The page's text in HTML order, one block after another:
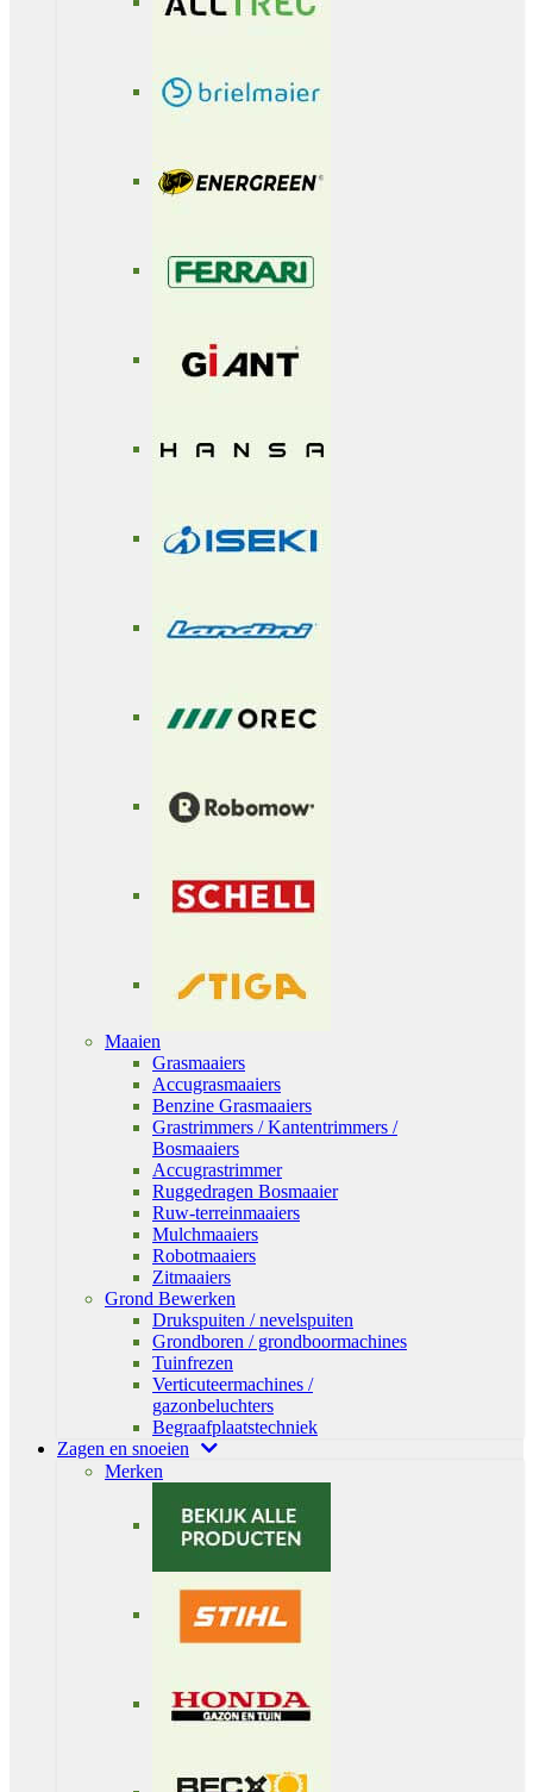
Maaien
Grasmaaiers
Accugrasmaaiers
Benzine Grasmaaiers
Grastrimmers / Kantentrimmers /
Bosmaaiers
Accugrastrimmer
Ruggedragen Bosmaaier
Ruw-terreinmaaiers
Mulchmaaiers
Robotmaaiers
Zitmaaiers
Grond Bewerken
Drukspuiten / nevelspuiten
Grondboren / grondboormachines
Tuinfrezen
Verticuteermachines /
gazonbeluchters
Begraafplaatstechniek
Zagen en snoeien
Merken